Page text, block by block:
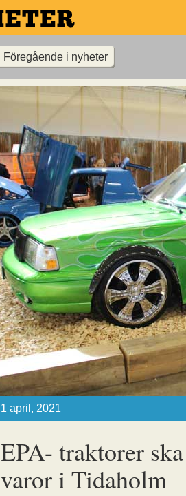
Föregående i nyheter
1 april, 2021
EPA- traktorer
varor i Tidaholm